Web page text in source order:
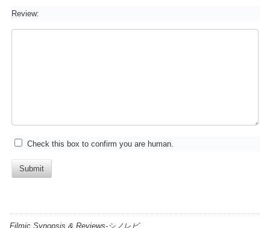
Review:
Check this box to confirm you are human.
Submit
Filmic Synopsis & Reviews-シノレビ